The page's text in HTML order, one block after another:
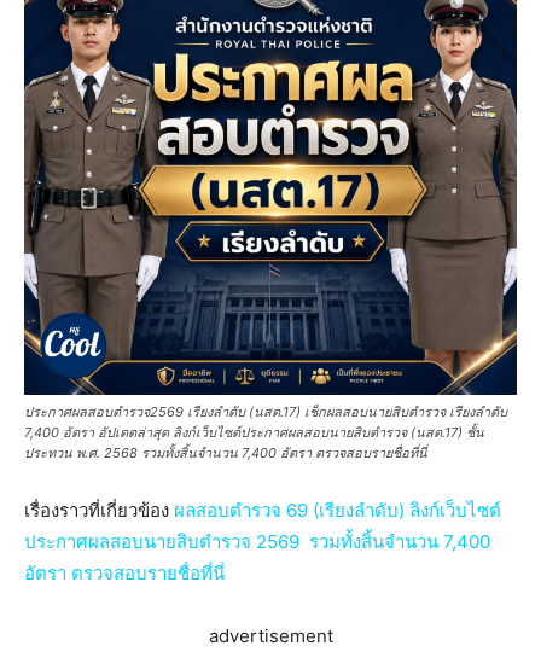
ประกาศผลสอบตํารวจ2569 เรียงลำดับ (นสต.17) เช็กผลสอบนายสิบตำรวจ เรียงลำดับ
7,400 อัตรา อัปเดตล่าสุด ลิงก์เว็บไซต์ประกาศผลสอบนายสิบตำรวจ (นสต.17) ชั้น
ประทวน พ.ศ. 2568 รวมทั้งสิ้นจำนวน 7,400 อัตรา ตรวจสอบรายชื่อที่นี่
เรื่องราวที่เกี่ยวข้อง ผลสอบตํารวจ 69 (เรียงลำดับ) ลิงก์เว็บไซต์
ประกาศผลสอบนายสิบตํารวจ 2569 รวมทั้งสิ้นจำนวน 7,400
อัตรา ตรวจสอบรายชื่อที่นี่
advertisement